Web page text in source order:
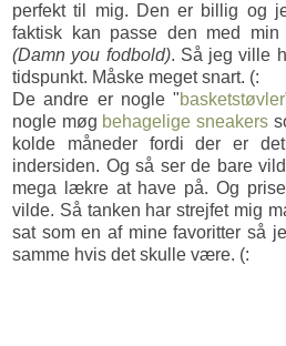
perfekt til mig. Den er billig og
faktisk kan passe den med
(Damn you fodbold). Så jeg ville
tidspunkt. Måske meget snart. (:
De andre er nogle "basketstøvler
nogle møg behagelige sneakers
kolde måneder fordi der er
indersiden. Og så ser de bare
mega lækre at have på. Og
vilde. Så tanken har strejfet mig
sat som en af mine favoritter så
samme hvis det skulle være. (: